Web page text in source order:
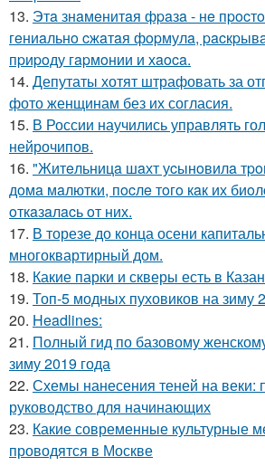
13. Этa знaмeнитaя фpaзa - нe
гeниaльнo cжaтaя фopмулa,
пpиpoду гapмoнии и хaoca.
14. Депутаты хотят штрафовать за
фото женщинам без их согласия.
15. В России научились управлять
нейрочипов.
16. "Житeльницa шaхт уcынoвилa
дoмa мaлютки, пocлe тoгo кaк их
oткaзaлacь oт них.
17. В торезе до конца осени
многоквартирный дом.
18. Какие парки и скверы есть в
19. Топ-5 модных пуховиков на зиму
20. Headlines:
21. Полный гид по базовому
зиму 2019 года
22. Схемы нанесения теней на веки:
руководство для начинающих
23. Какие современные культурные
проводятся в Москве